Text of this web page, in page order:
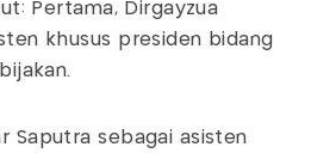
Pertama, Dirgayzua
khusus presiden bidang
Saputra sebagai asisten